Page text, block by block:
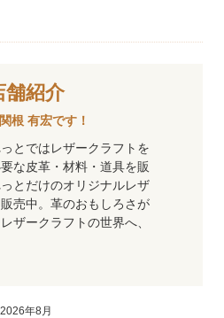
舗紹介
根 有宏です！
とではレザークラフトを
な皮革・材料・道具を販
とだけのオリジナルレザ
売中。革のおもしろさが
ザークラフトの世界へ、
2026年8月